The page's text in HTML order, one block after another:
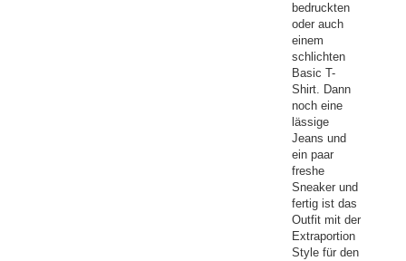
bedruckten
oder auch
einem
schlichten
Basic T-
Shirt. Dann
noch eine
lässige
Jeans und
ein paar
freshe
Sneaker und
fertig ist das
Outfit mit der
Extraportion
Style für den